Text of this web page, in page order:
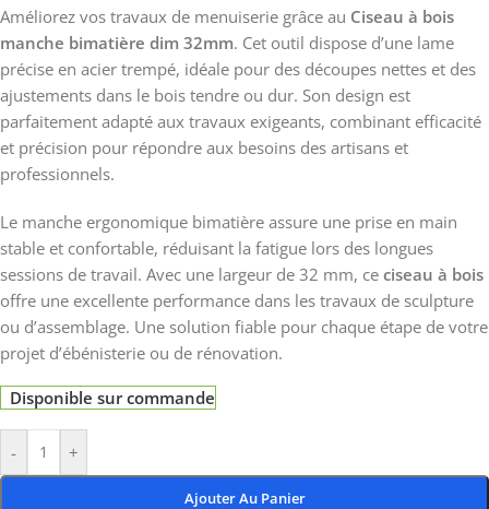
Améliorez vos travaux de menuiserie grâce au Ciseau à bois
manche bimatière dim 32mm. Cet outil dispose d’une lame
précise en acier trempé, idéale pour des découpes nettes et des
ajustements dans le bois tendre ou dur. Son design est
parfaitement adapté aux travaux exigeants, combinant efficacité
et précision pour répondre aux besoins des artisans et
professionnels.
Le manche ergonomique bimatière assure une prise en main
stable et confortable, réduisant la fatigue lors des longues
sessions de travail. Avec une largeur de 32 mm, ce ciseau à bois
offre une excellente performance dans les travaux de sculpture
ou d’assemblage. Une solution fiable pour chaque étape de votre
projet d’ébénisterie ou de rénovation.
Disponible sur commande
- +
Ajouter Au Panier